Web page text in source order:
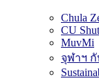
Chula
CU
MuvMi
จุฬาฯ